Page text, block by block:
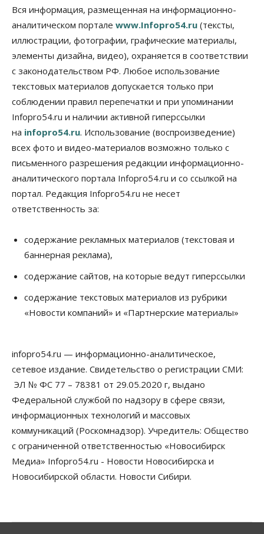
Бизнес
Правительство России продлило разрешение на
выпуск бензина «Евро-3»
06 Августа 2026, 14:00
Общество
«За тех, у кого от 270 баллов,
настоящая борьба»: вузы настойчиво
обзванивают новосибирских высокобалльников
перед зачислением
06 Августа 2026, 13:00
Власть
Режим ЧС ввели в Омской области из-за засухи
06 Августа 2026, 12:15
Новосибирск готовится к визиту Владимира
Путина
Бизнес Недвижимость Общество
Росреестр назвал главные причины
06 Августа 2026, 12:00
Телекоммуникации
В 16 населённых пунктах Мошковского района
Бизнес Право&Порядок
Злоумышленники опять атакуют
новосибирские компании через электронную
почту
06 Августа 2026, 11:00
Общество
Медики готовятся к второму пику активности
клещей в Новосибирской области
06 Августа 2026, 10:00
06 Августа 2026, 09:00
Вся информация, размещенная на информационно-
аналитическом портале www.Infopro54.ru (тексты,
иллюстрации, фотографии, графические материалы,
элементы дизайна, видео), охраняется в соответствии
с законодательством РФ. Любое использование
текстовых материалов допускается только при
соблюдении правил перепечатки и при упоминании
Infopro54.ru и наличии активной гиперссылки
на infopro54.ru. Использование (воспроизведение)
всех фото и видео-материалов возможно только с
письменного разрешения редакции информационно-
аналитического портала Infopro54.ru и со ссылкой на
портал. Редакция Infopro54.ru не несет
ответственность за:
содержание рекламных материалов (текстовая и
баннерная реклама),
содержание сайтов, на которые ведут гиперссылки
содержание текстовых материалов из рубрики
«Новости компаний» и «Партнерские материалы»
infopro54.ru — информационно-аналитическое,
сетевое издание. Свидетельство о регистрации СМИ:
ЭЛ № ФС 77 – 78381 от 29.05.2020 г, выдано
Федеральной службой по надзору в сфере связи,
информационных технологий и массовых
коммуникаций (Роскомнадзор). Учредитель: Общество
с ограниченной ответственностью «Новосибирск
Медиа» Infopro54.ru - Новости Новосибирска и
Новосибирской области. Новости Сибири.